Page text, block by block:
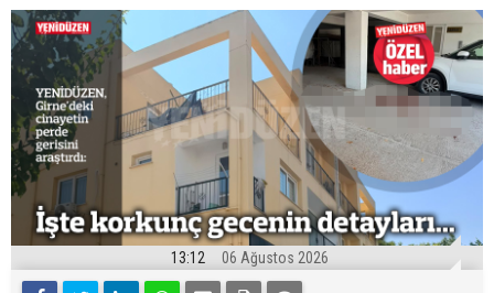
13:12 06 Ağustos 2026